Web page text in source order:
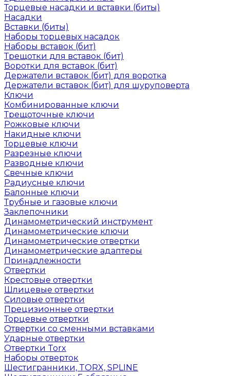
Торцевые насадки и вставки (биты)
Насадки
Вставки (биты)
Наборы торцевых насадок
Наборы вставок (бит)
Трещотки для вставок (бит)
Воротки для вставок (бит)
Держатели вставок (бит) для воротка
Держатели вставок (бит) для шуруповерта
Ключи
Комбинированные ключи
Трещоточные ключи
Рожковые ключи
Накидные ключи
Торцевые ключи
Разрезные ключи
Разводные ключи
Свечные ключи
Радиусные ключи
Балонные ключи
Трубные и газовые ключи
Заклепочники
Динамометрический инструмент
Динамометрические ключи
Динамометрические отвертки
Динамометрические адаптеры
Принадлежности
Отвертки
Крестовые отвертки
Шлицевые отвертки
Силовые отвертки
Прецизионные отвертки
Торцевые отвертки
Отвертки со сменными вставками
Ударные отвертки
Отвертки Torx
Наборы отверток
Шестигранники, TORX, SPLINE